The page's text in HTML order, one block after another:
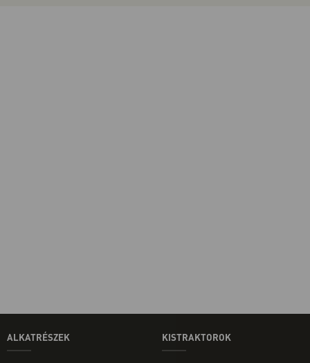
ALKATRÉSZEK KISTRAKTOROK